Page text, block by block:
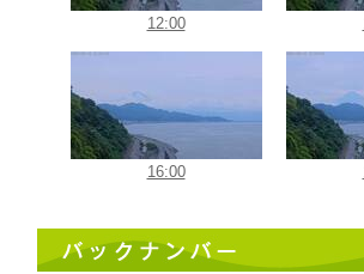
12:00
16:00